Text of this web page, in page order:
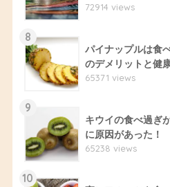
72914 views
8
パイナップルは食
のデメリットと健
65371 views
9
キウイの食べ過ぎ
に原因があった！
65238 views
10